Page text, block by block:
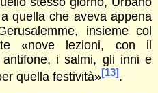
quella che aveva appena
insieme col
«nove lezioni, con il
i salmi, gli inni e
quella festività»[13].